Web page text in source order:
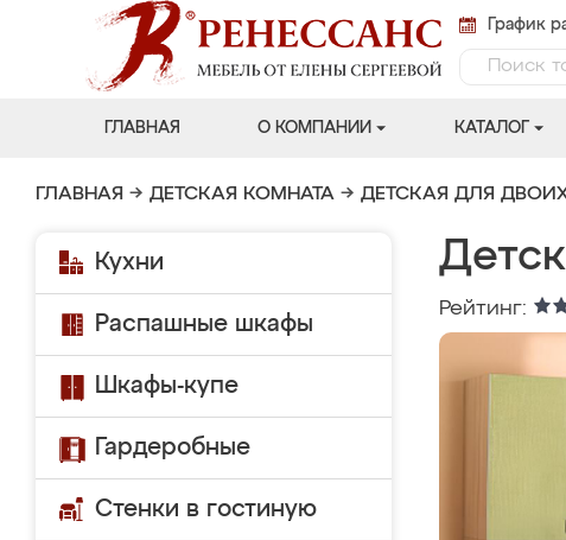
График
ГЛАВНАЯ О КОМПАНИИ КАТАЛОГ
ГЛАВНАЯ → ДЕТСКАЯ КОМНАТА → ДЕТСКАЯ ДЛЯ
Кухни
Распашные шкафы
Шкафы-купе
Гардеробные
Стенки в гостиную
Рейтинг: